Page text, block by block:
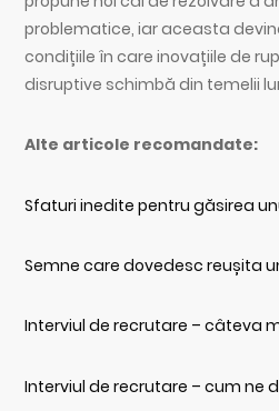
problematice, iar aceasta
condițiile în care inovațiile de
disruptive schimbă din temelii
Alte articole recomandate:
Sfaturi inedite pentru găsirea
Semne care dovedesc reușita
Interviul de recrutare – câteva
Interviul de recrutare – cum ne